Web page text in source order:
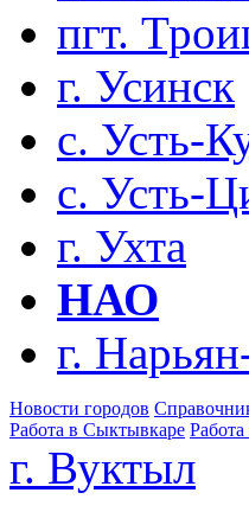
пгт.
г. Усинск
с. Усть-
с. Усть-
г. Ухта
НАО
г.
Новости городов
Работа в Сыктывкаре
г. Вуктыл